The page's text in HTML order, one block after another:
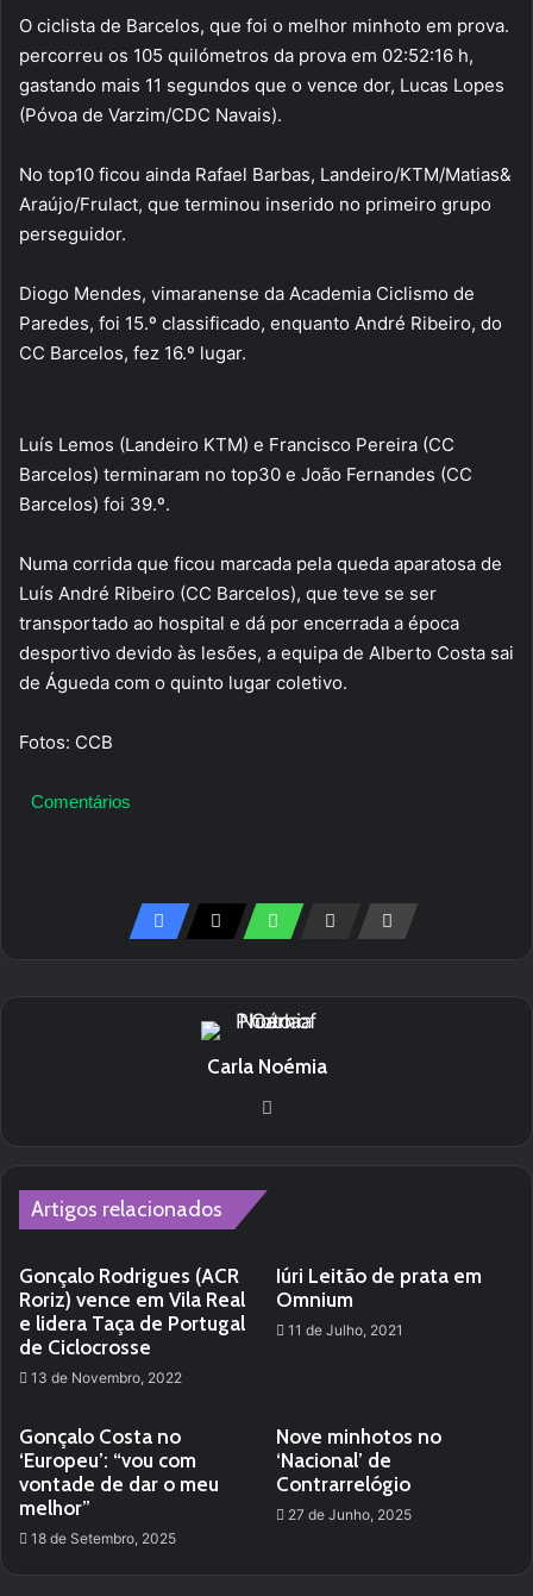
O ciclista de Barcelos, que foi o melhor minhoto em prova.
percorreu os 105 quilómetros da prova em 02:52:16 h,
gastando mais 11 segundos que o vence dor, Lucas Lopes
(Póvoa de Varzim/CDC Navais).
No top10 ficou ainda Rafael Barbas, Landeiro/KTM/Matias&
Araújo/Frulact, que terminou inserido no primeiro grupo
perseguidor.
Diogo Mendes, vimaranense da Academia Ciclismo de
Paredes, foi 15.º classificado, enquanto André Ribeiro, do
CC Barcelos, fez 16.º lugar.
Luís Lemos (Landeiro KTM) e Francisco Pereira (CC
Barcelos) terminaram no top30 e João Fernandes (CC
Barcelos) foi 39.º.
Numa corrida que ficou marcada pela queda aparatosa de
Luís André Ribeiro (CC Barcelos), que teve se ser
transportado ao hospital e dá por encerrada a época
desportivo devido às lesões, a equipa de Alberto Costa sai
de Águeda com o quinto lugar coletivo.
Fotos: CCB
Comentários
Carla Noémia
Artigos relacionados
Gonçalo Rodrigues (ACR
Roriz) vence em Vila Real
e lidera Taça de Portugal
de Ciclocrosse
13 de Novembro, 2022
Iúri Leitão de prata em
Omnium
11 de Julho, 2021
Gonçalo Costa no
‘Europeu’: “vou com
vontade de dar o meu
melhor”
18 de Setembro, 2025
Nove minhotos no
‘Nacional’ de
Contrarrelógio
27 de Junho, 2025